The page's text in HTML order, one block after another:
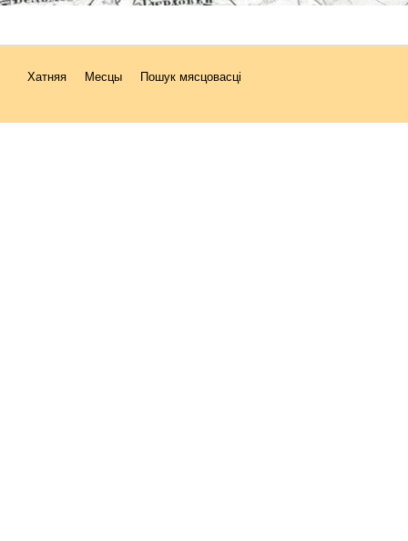
Хатняя Месцы Пошук мясцовасці